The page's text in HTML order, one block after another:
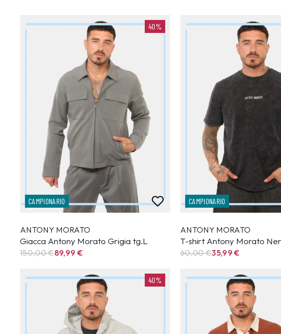
40%
CAMPIONARIO
ANTONY MORATO
Giacca Antony Morato Grigia tg.L
150,00 €89,99 €
CAMPIONARIO
ANTONY MORATO
T-shirt Antony Morato
60,00 €35,99€
40%